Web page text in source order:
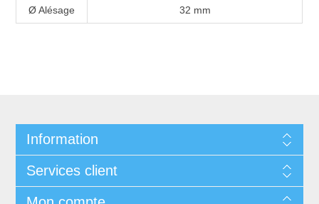
Ø Alésage 32 mm
Information
Services client